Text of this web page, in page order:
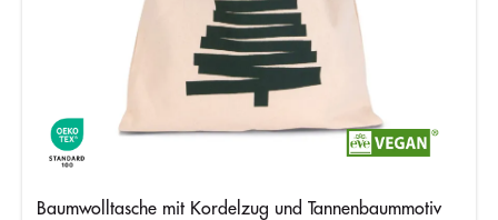
Baumwolltasche mit Kordelzug und Tannenbaummotiv